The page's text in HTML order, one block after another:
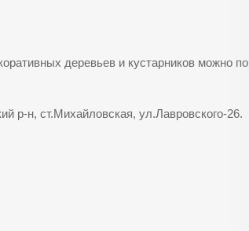
деревьев и кустарников можно по
р-н, ст.Михайловская, ул.Лавровского-26.